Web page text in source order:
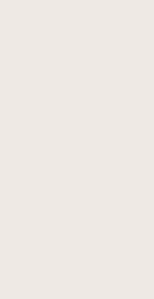
a gombokat a mennyiség